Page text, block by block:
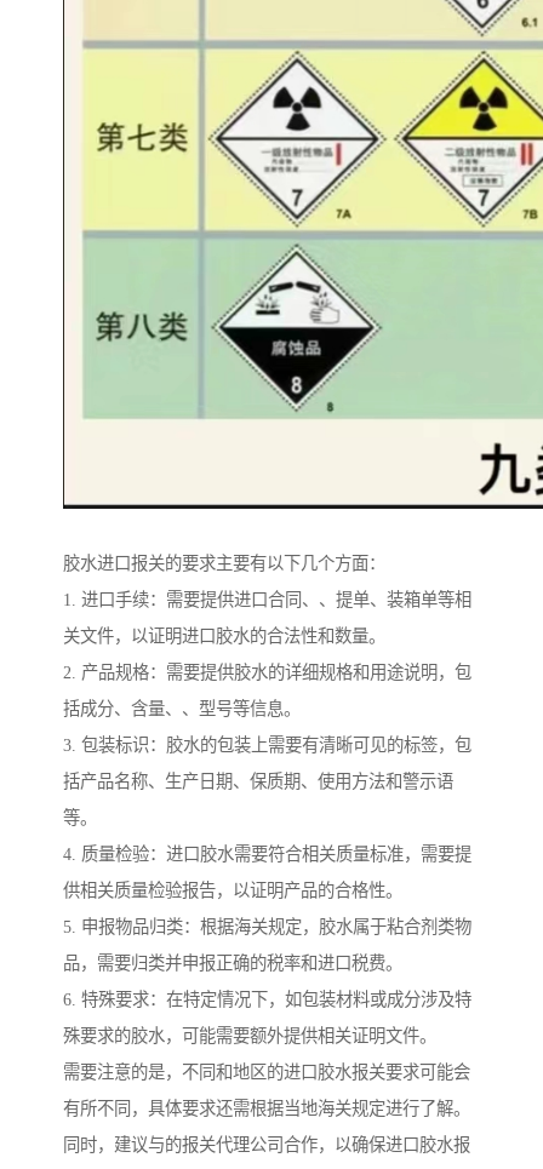
胶水进口报关的要求主要有以下几个方面：
1. 进口手续：需要提供进口合同、、提单、装箱单等相
关文件，以证明进口胶水的合法性和数量。
2. 产品规格：需要提供胶水的详细规格和用途说明，包
括成分、含量、、型号等信息。
3. 包装标识：胶水的包装上需要有清晰可见的标签，包
括产品名称、生产日期、保质期、使用方法和警示语
等。
4. 质量检验：进口胶水需要符合相关质量标准，需要提
供相关质量检验报告，以证明产品的合格性。
5. 申报物品归类：根据海关规定，胶水属于粘合剂类物
品，需要归类并申报正确的税率和进口税费。
6. 特殊要求：在特定情况下，如包装材料或成分涉及特
殊要求的胶水，可能需要额外提供相关证明文件。
需要注意的是，不同和地区的进口胶水报关要求可能会
有所不同，具体要求还需根据当地海关规定进行了解。
同时，建议与的报关代理公司合作，以确保进口胶水报